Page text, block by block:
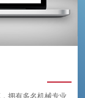
拥有多名机械专业